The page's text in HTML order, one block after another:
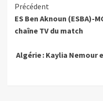
Précédent
ES Ben Aknoun (ESBA)-
chaîne TV du match
Algérie : Kaylia Nemour